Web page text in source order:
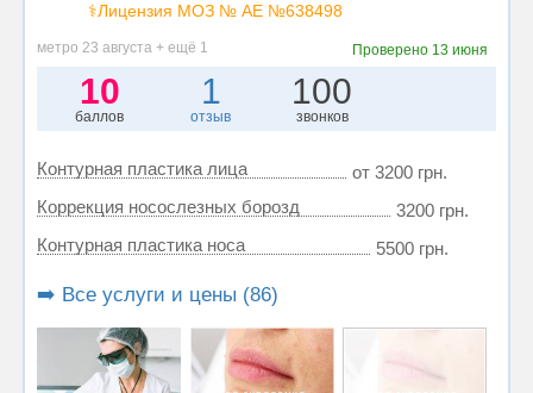
⚕️Лицензия МОЗ № АЕ №638498
метро 23 августа + ещё 1 Проверено 13 июня
10
баллов
1
отзыв
100
звонков
Контурная пластика лица
от 3200 грн.
Коррекция носослезных борозд
3200 грн.
Контурная пластика носа
5500 грн.
➡️ Все услуги и цены (86)